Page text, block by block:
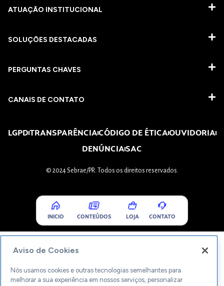
ATUAÇÃO INSTITUCIONAL
SOLUÇÕES DESTACADAS
PERGUNTAS CHAVES​
CANAIS DE CONTATO
LGPDTRANSPARÊNCIACÓDIGO DE ÉTICAOUVIDORIA
DENÚNCIASAC
© 2024 Sebrae/PR. Todos os direitos reservados.
INICIO CONTEÚDOS LOJA CONTATO
Aviso de Cookies
Nós usamos cookies e outras tecnologias semelhantes para
melhorar a sua experiência em nossos serviços, personalizar